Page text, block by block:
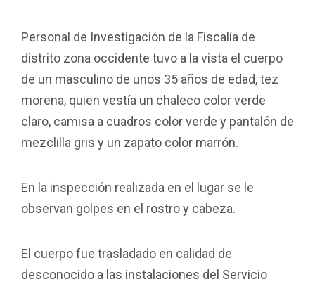
Personal de Investigación de la Fiscalía de
distrito zona occidente tuvo a la vista el cuerpo
de un masculino de unos 35 años de edad, tez
morena, quien vestía un chaleco color verde
claro, camisa a cuadros color verde y pantalón de
mezclilla gris y un zapato color marrón.
En la inspección realizada en el lugar se le
observan golpes en el rostro y cabeza.
El cuerpo fue trasladado en calidad de
desconocido a las instalaciones del Servicio